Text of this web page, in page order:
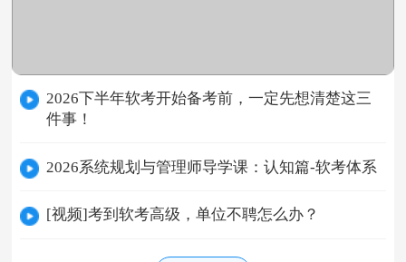
2026下半年软考开始备考前，一定先想清楚这三
件事！
2026系统规划与管理师导学课：认知篇-软考体系
[视频]考到软考高级，单位不聘怎么办？